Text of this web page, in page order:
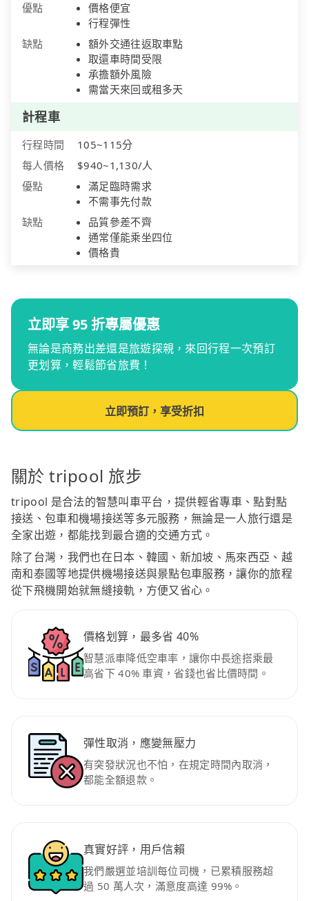
優點
價格便宜
行程彈性
缺點
額外交通往返取車點
取還車時間受限
承擔額外風險
需當天來回或租多天
計程車
行程時間
105~115分
每人價格
$940~1,130/人
優點
滿足臨時需求
不需事先付款
缺點
品質參差不齊
通常僅能乘坐四位
價格貴
立即享 95 折專屬優惠
無論是商務出差還是旅遊探親，來回行程一次預訂
更划算，輕鬆節省旅費！
立即預訂，享受折扣
關於 tripool 旅步
tripool 是合法的智慧叫車平台，提供輕省專車、點對點
接送、包車和機場接送等多元服務，無論是一人旅行還是
全家出遊，都能找到最合適的交通方式。
除了台灣，我們也在日本、韓國、新加坡、馬來西亞、越
南和泰國等地提供機場接送與景點包車服務，讓你的旅程
從下飛機開始就無縫接軌，方便又省心。
價格划算，最多省 40%
智慧派車降低空車率，讓你中長途搭乘最
高省下 40% 車資，省錢也省比價時間。
彈性取消，應變無壓力
有突發狀況也不怕，在規定時間內取消，
都能全額退款。
真實好評，用戶信賴
我們嚴選並培訓每位司機，已累積服務超
過 50 萬人次，滿意度高達 99%。